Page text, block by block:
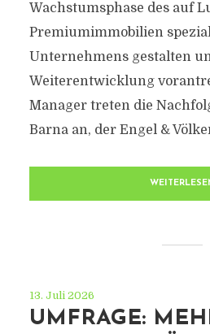
Wachstumsphase des auf
Premiumimmobilien
Unternehmens gestalten
Weiterentwicklung
Manager treten die
Barna an, der Engel &
13. Juli 2026
UMFRAGE: